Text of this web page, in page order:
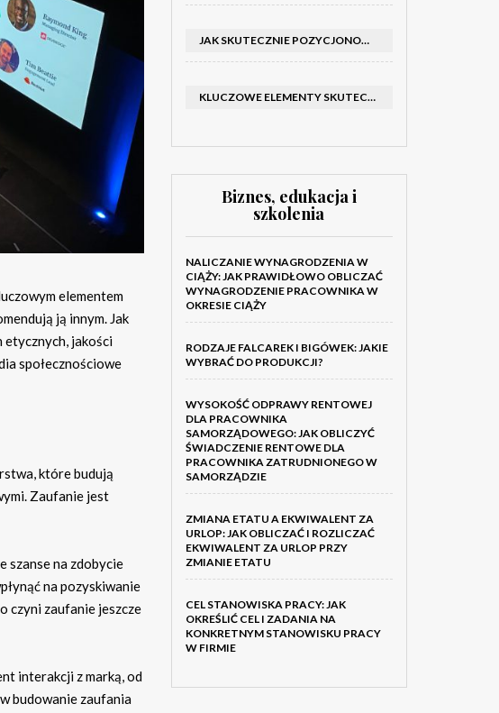
elementem
ją innym. Jak
etycznych, jakości
społecznościowe
które budują
Zaufanie jest
szanse na zdobycie
na pozyskiwanie
czyni zaufanie jeszcze
interakcji z marką, od
budowanie zaufania
JAK SKUTECZNIE POZYCJONOWAĆ SKLEP SHOPER: KLUCZOWE KROKI I STRATEGIE
KLUCZOWE ELEMENTY SKUTECZNEGO KATALOGU FIRMOWEGO I BROSZURY
Biznes, edukacja i
szkolenia
NALICZANIE WYNAGRODZENIA W
CIĄŻY: JAK PRAWIDŁOWO OBLICZAĆ
WYNAGRODZENIE PRACOWNIKA W
OKRESIE CIĄŻY
RODZAJE FALCAREK I BIGÓWEK: JAKIE
WYBRAĆ DO PRODUKCJI?
WYSOKOŚĆ ODPRAWY RENTOWEJ
DLA PRACOWNIKA
SAMORZĄDOWEGO: JAK OBLICZYĆ
ŚWIADCZENIE RENTOWE DLA
PRACOWNIKA ZATRUDNIONEGO W
SAMORZĄDZIE
ZMIANA ETATU A EKWIWALENT ZA
URLOP: JAK OBLICZAĆ I ROZLICZAĆ
EKWIWALENT ZA URLOP PRZY
ZMIANIE ETATU
CEL STANOWISKA PRACY: JAK
OKREŚLIĆ CEL I ZADANIA NA
KONKRETNYM STANOWISKU PRACY
W FIRMIE